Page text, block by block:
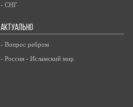
- СНГ
АКТУАЛЬНО
- Вопрос ребром
- Россия - Исламский мир